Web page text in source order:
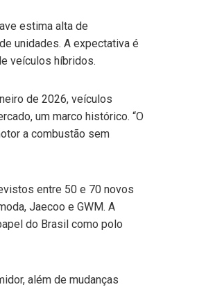
estima alta de
unidades. A expectativa é
veículos híbridos.
de 2026, veículos
um marco histórico. “O
a combustão sem
entre 50 e 70 novos
Jaecoo e GWM. A
do Brasil como polo
além de mudanças